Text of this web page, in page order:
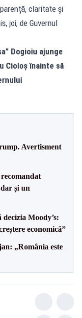
claritate și
joi, de Guvernul
Dogioiu ajunge
Cioloș înainte să
Avertisment
și un
Moody’s:
economică”
„România este